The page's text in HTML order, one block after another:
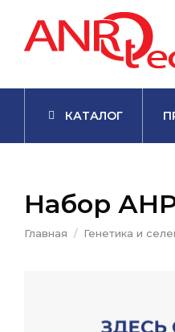
КАТАЛОГ
Набор
Вы здесь:
Главная Генетика и